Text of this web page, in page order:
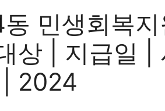
민생회복지
상 | 지급일 |
2024